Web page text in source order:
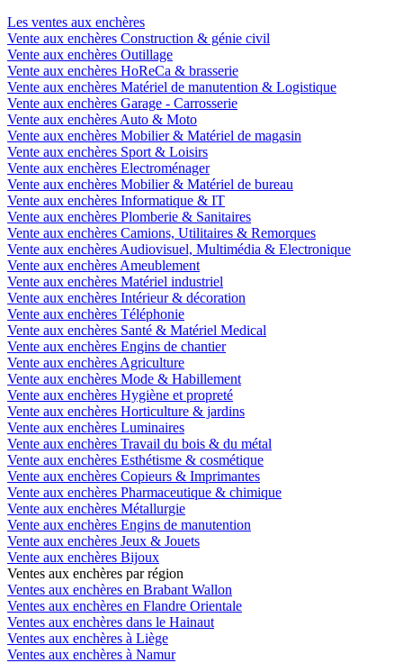
Les ventes aux enchères
Vente aux enchères Construction & génie civil
Vente aux enchères Outillage
Vente aux enchères HoReCa & brasserie
Vente aux enchères Matériel de manutention & Logistique
Vente aux enchères Garage - Carrosserie
Vente aux enchères Auto & Moto
Vente aux enchères Mobilier & Matériel de magasin
Vente aux enchères Sport & Loisirs
Vente aux enchères Electroménager
Vente aux enchères Mobilier & Matériel de bureau
Vente aux enchères Informatique & IT
Vente aux enchères Plomberie & Sanitaires
Vente aux enchères Camions, Utilitaires & Remorques
Vente aux enchères Audiovisuel, Multimédia & Electronique
Vente aux enchères Ameublement
Vente aux enchères Matériel industriel
Vente aux enchères Intérieur & décoration
Vente aux enchères Téléphonie
Vente aux enchères Santé & Matériel Medical
Vente aux enchères Engins de chantier
Vente aux enchères Agriculture
Vente aux enchères Mode & Habillement
Vente aux enchères Hygiène et propreté
Vente aux enchères Horticulture & jardins
Vente aux enchères Luminaires
Vente aux enchères Travail du bois & du métal
Vente aux enchères Esthétisme & cosmétique
Vente aux enchères Copieurs & Imprimantes
Vente aux enchères Pharmaceutique & chimique
Vente aux enchères Métallurgie
Vente aux enchères Engins de manutention
Vente aux enchères Jeux & Jouets
Vente aux enchères Bijoux
Ventes aux enchères par région
Ventes aux enchères en Brabant Wallon
Ventes aux enchères en Flandre Orientale
Ventes aux enchères dans le Hainaut
Ventes aux enchères à Liège
Ventes aux enchères à Namur